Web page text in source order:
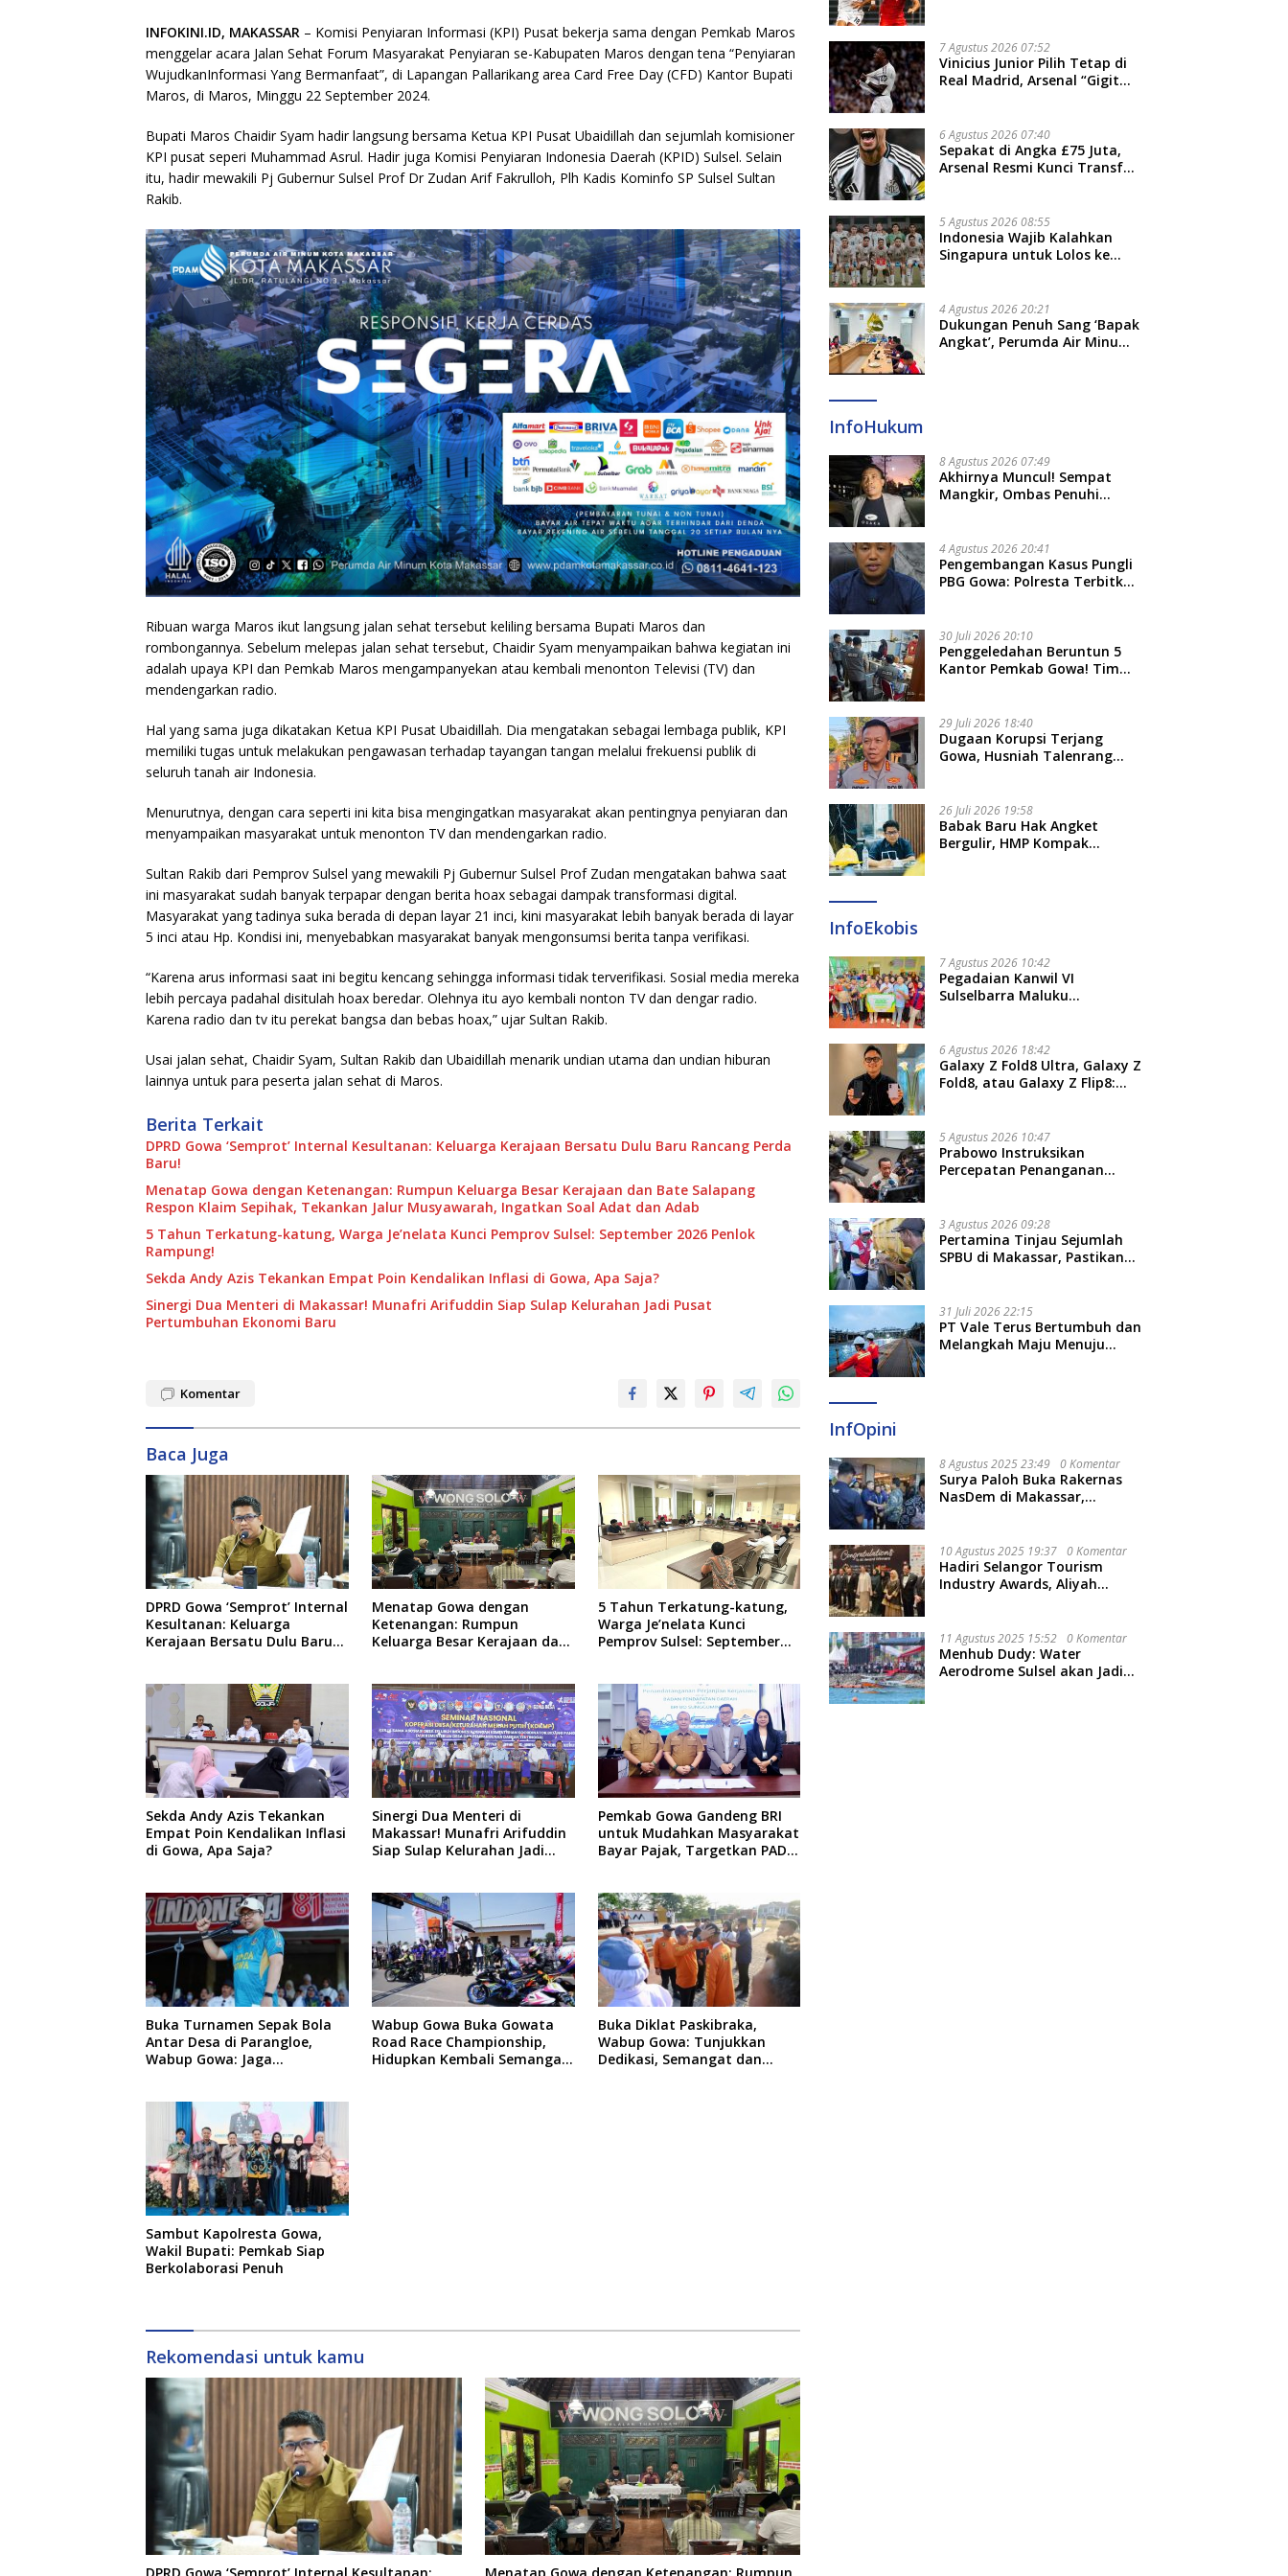
INFOKINI.ID, MAKASSAR – Komisi Penyiaran Informasi (KPI) Pusat bekerja sama dengan Pemkab Maros
menggelar acara Jalan Sehat Forum Masyarakat Penyiaran se-Kabupaten Maros dengan tena “Penyiaran
WujudkanInformasi Yang Bermanfaat”, di Lapangan Pallarikang area Card Free Day (CFD) Kantor Bupati
Maros, di Maros, Minggu 22 September 2024.
Bupati Maros Chaidir Syam hadir langsung bersama Ketua KPI Pusat Ubaidillah dan sejumlah komisioner
KPI pusat seperi Muhammad Asrul. Hadir juga Komisi Penyiaran Indonesia Daerah (KPID) Sulsel. Selain
itu, hadir mewakili Pj Gubernur Sulsel Prof Dr Zudan Arif Fakrulloh, Plh Kadis Kominfo SP Sulsel Sultan
Rakib.
Ribuan warga Maros ikut langsung jalan sehat tersebut keliling bersama Bupati Maros dan
rombongannya. Sebelum melepas jalan sehat tersebut, Chaidir Syam menyampaikan bahwa kegiatan ini
adalah upaya KPI dan Pemkab Maros mengampanyekan atau kembali menonton Televisi (TV) dan
mendengarkan radio.
Hal yang sama juga dikatakan Ketua KPI Pusat Ubaidillah. Dia mengatakan sebagai lembaga publik, KPI
memiliki tugas untuk melakukan pengawasan terhadap tayangan tangan melalui frekuensi publik di
seluruh tanah air Indonesia.
Menurutnya, dengan cara seperti ini kita bisa mengingatkan masyarakat akan pentingnya penyiaran dan
menyampaikan masyarakat untuk menonton TV dan mendengarkan radio.
Sultan Rakib dari Pemprov Sulsel yang mewakili Pj Gubernur Sulsel Prof Zudan mengatakan bahwa saat
ini masyarakat sudah banyak terpapar dengan berita hoax sebagai dampak transformasi digital.
Masyarakat yang tadinya suka berada di depan layar 21 inci, kini masyarakat lebih banyak berada di layar
5 inci atau Hp. Kondisi ini, menyebabkan masyarakat banyak mengonsumsi berita tanpa verifikasi.
“Karena arus informasi saat ini begitu kencang sehingga informasi tidak terverifikasi. Sosial media mereka
lebih percaya padahal disitulah hoax beredar. Olehnya itu ayo kembali nonton TV dan dengar radio.
Karena radio dan tv itu perekat bangsa dan bebas hoax,” ujar Sultan Rakib.
Usai jalan sehat, Chaidir Syam, Sultan Rakib dan Ubaidillah menarik undian utama dan undian hiburan
lainnya untuk para peserta jalan sehat di Maros.
Berita Terkait
DPRD Gowa ‘Semprot’ Internal Kesultanan: Keluarga Kerajaan Bersatu Dulu Baru Rancang Perda
Baru!
Menatap Gowa dengan Ketenangan: Rumpun Keluarga Besar Kerajaan dan Bate Salapang
Respon Klaim Sepihak, Tekankan Jalur Musyawarah, Ingatkan Soal Adat dan Adab
5 Tahun Terkatung-katung, Warga Je’nelata Kunci Pemprov Sulsel: September 2026 Penlok
Rampung!
Sekda Andy Azis Tekankan Empat Poin Kendalikan Inflasi di Gowa, Apa Saja?
Sinergi Dua Menteri di Makassar! Munafri Arifuddin Siap Sulap Kelurahan Jadi Pusat
Pertumbuhan Ekonomi Baru
Komentar
Baca Juga
DPRD Gowa ‘Semprot’ Internal
Kesultanan: Keluarga
Kerajaan Bersatu Dulu Baru
Menatap Gowa dengan
Ketenangan: Rumpun
Keluarga Besar Kerajaan dan
Musyawarah, Ingatkan Soal
Adat dan Adab
5 Tahun Terkatung-katung,
Warga Je’nelata Kunci
Pemprov Sulsel: September
Sekda Andy Azis Tekankan
Empat Poin Kendalikan Inflasi
di Gowa, Apa Saja?
Sinergi Dua Menteri di
Makassar! Munafri Arifuddin
Siap Sulap Kelurahan Jadi
Pemkab Gowa Gandeng BRI
untuk Mudahkan Masyarakat
Bayar Pajak, Targetkan PAD
Buka Turnamen Sepak Bola
Antar Desa di Parangloe,
Wabup Gowa: Jaga
Wabup Gowa Buka Gowata
Road Race Championship,
Hidupkan Kembali Semangat
Buka Diklat Paskibraka,
Wabup Gowa: Tunjukkan
Dedikasi, Semangat dan
Sambut Kapolresta Gowa,
Wakil Bupati: Pemkab Siap
Berkolaborasi Penuh
Rekomendasi untuk kamu
7 Agustus 2026 07:52
Vinicius Junior Pilih Tetap di
Real Madrid, Arsenal “Gigit
6 Agustus 2026 07:40
Sepakat di Angka £75 Juta,
Arsenal Resmi Kunci Transfer
5 Agustus 2026 08:55
Indonesia Wajib Kalahkan
Singapura untuk Lolos ke
4 Agustus 2026 20:21
Dukungan Penuh Sang ‘Bapak
Angkat’, Perumda Air Minum
InfoHukum
8 Agustus 2026 07:49
Akhirnya Muncul! Sempat
Mangkir, Ombas Penuhi
Pertanyaan
4 Agustus 2026 20:41
Pengembangan Kasus Pungli
PBG Gowa: Polresta Terbitkan
30 Juli 2026 20:10
Penggeledahan Beruntun 5
Kantor Pemkab Gowa! Tim
Rp16 Miliar
29 Juli 2026 18:40
Dugaan Korupsi Terjang
Gowa, Husniah Talenrang
26 Juli 2026 19:58
​Babak Baru Hak Angket
Bergulir, HMP Kompak
InfoEkobis
7 Agustus 2026 10:42
Pegadaian Kanwil VI
Sulselbarra Maluku
Masyarakat
6 Agustus 2026 18:42
Galaxy Z Fold8 Ultra, Galaxy Z
Fold8, atau Galaxy Z Flip8:
5 Agustus 2026 10:47
Prabowo Instruksikan
Percepatan Penanganan
3 Agustus 2026 09:28
Pertamina Tinjau Sejumlah
SPBU di Makassar, Pastikan
31 Juli 2026 22:15
PT Vale Terus Bertumbuh dan
Melangkah Maju Menuju
InfOpini
8 Agustus 2025 23:49 0 Komentar
Surya Paloh Buka Rakernas
NasDem di Makassar,
10 Agustus 2025 19:37 0 Komentar
Hadiri Selangor Tourism
Industry Awards, Aliyah
11 Agustus 2025 15:52 0 Komentar
Menhub Dudy: Water
Aerodrome Sulsel akan Jadi